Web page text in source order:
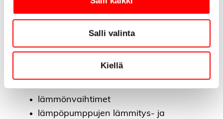
Salli valinta
Kiellä
Käyttökohteet
lämminvesivaraajat
kaapelikengät
liittimet
lämmönvaihtimet
lämpöpumppujen lämmitys- ja